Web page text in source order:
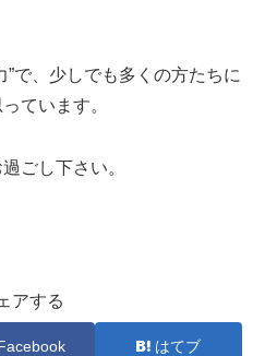
”で、少しでも多くの方たちに
ています。
ごし下さい。
アする
はてブ